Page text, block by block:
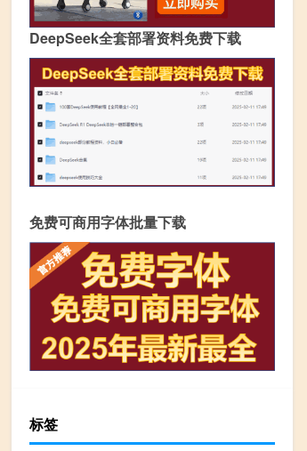
DeepSeek全套部署资料免费下载
免费可商用字体批量下载
标签